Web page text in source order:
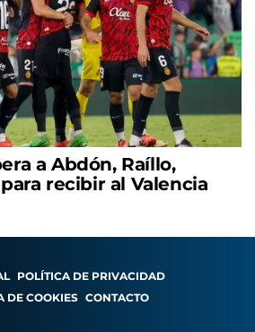
a Abdón, Raíllo,
recibir al Valencia
POLÍTICA DE PRIVACIDAD
DE COOKIES CONTACTO